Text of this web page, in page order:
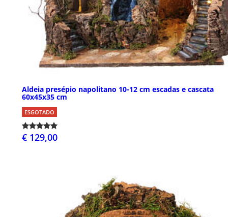
Aldeia presépio napolitano 10-12 cm escadas e cascata
60x45x35 cm
ESGOTADO
€ 129,00